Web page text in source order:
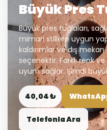
Büyük Pres
Büyük pres tuğlaları,
mimari stillere uygun
kaldırımlar ve dış
seçenektir. Farklı renk
uyum sağlar. Şimdi
40,04 ₺
Telefonla Ara